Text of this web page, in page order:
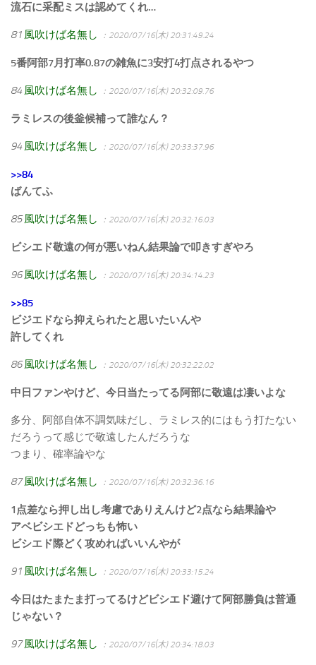
流石に采配ミスは認めてくれ…
81 風吹けば名無し ：2020/07/16(木) 20:31:49.24
5番阿部7月打率0.87の雑魚に3安打4打点されるやつ
84 風吹けば名無し ：2020/07/16(木) 20:32:09.76
ラミレスの後釜候補って誰なん？
94 風吹けば名無し ：2020/07/16(木) 20:33:37.96
>>84
ばんてふ
85 風吹けば名無し ：2020/07/16(木) 20:32:16.03
ビシエド敬遠の何が悪いねん結果論で叩きすぎやろ
96 風吹けば名無し ：2020/07/16(木) 20:34:14.23
>>85
ビジエドなら抑えられたと思いたいんや
許してくれ
86 風吹けば名無し ：2020/07/16(木) 20:32:22.02
中日ファンやけど、今日当たってる阿部に敬遠は凄いよな
多分、阿部自体不調気味だし、ラミレス的にはもう打たない
だろうって感じで敬遠したんだろうな
つまり、確率論やな
87 風吹けば名無し ：2020/07/16(木) 20:32:36.16
1点差なら押し出し考慮でありえんけど2点なら結果論や
アベビシエドどっちも怖い
ビシエド際どく攻めればいいんやが
91 風吹けば名無し ：2020/07/16(木) 20:33:15.24
今日はたまたま打ってるけどビシエド避けて阿部勝負は普通
じゃない？
97 風吹けば名無し ：2020/07/16(木) 20:34:18.03